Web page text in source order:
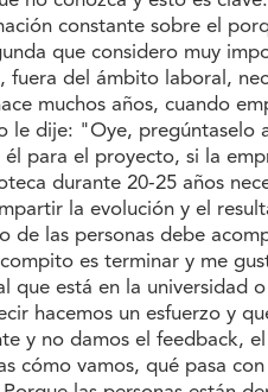
constante sobre el
que considero muy
del ámbito laboral,
muchos años, cuando
le dije: "Oye,
para el proyecto, si la
durante 20-25 años
la evolución y el
de las personas debe
es terminar y me
que está en la universidad
hacemos un esfuerzo y
y no damos el feedback,
cómo vamos, qué pasa